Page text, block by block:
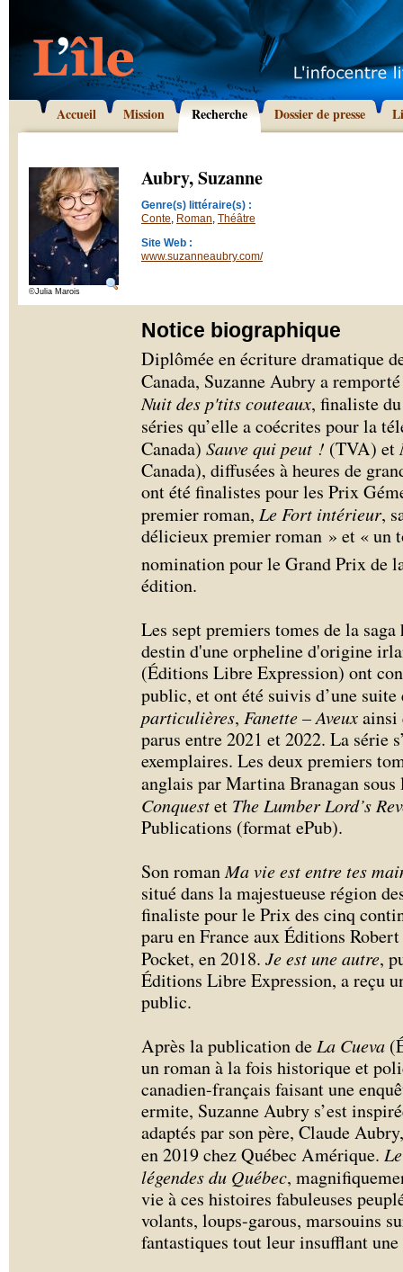
Accueil Mission Recherche Dossier de presse
©Julia Marois
Aubry, Suzanne
Genre(s) littéraire(s) :
Conte, Roman, Théâtre
Site Web :
www.suzanneaubry.com/
Notice biographique
Diplômée en écriture dramatique
Canada, Suzanne Aubry a
Nuit des p'tits couteaux, finaliste
séries qu’elle a coécrites pour la
Canada) Sauve qui peut ! (TVA) et
Canada), diffusées à heures de
ont été finalistes pour les Prix
premier roman, Le Fort intérieur,
délicieux premier roman » et « un
nomination pour le Grand Prix de
édition.
Les sept premiers tomes de la
destin d'une orpheline d'origine
(Éditions Libre Expression) ont
public, et ont été suivis d’une
particulières, Fanette – Aveux
parus entre 2021 et 2022. La série
exemplaires. Les deux premiers
anglais par Martina Branagan
Conquestet The Lumber Lord’s
Publications (format ePub).
Son romanMa vie est entre tes
situé dans la majestueuse région
finaliste pour le Prix des cinq
paru en France aux Éditions
Pocket, en 2018. Je est une autre,
Éditions Libre Expression, a reçu
public.
Après la publication de La Cueva
un roman à la fois historique et
canadien-français faisant une
ermite, Suzanne Aubry s’est
adaptés par son père, Claude
en 2019 chez Québec Amérique.
légendes du Québec,
vie à ces histoires fabuleuses
volants, loups-garous, marsouins
fantastiques tout leur insufflant